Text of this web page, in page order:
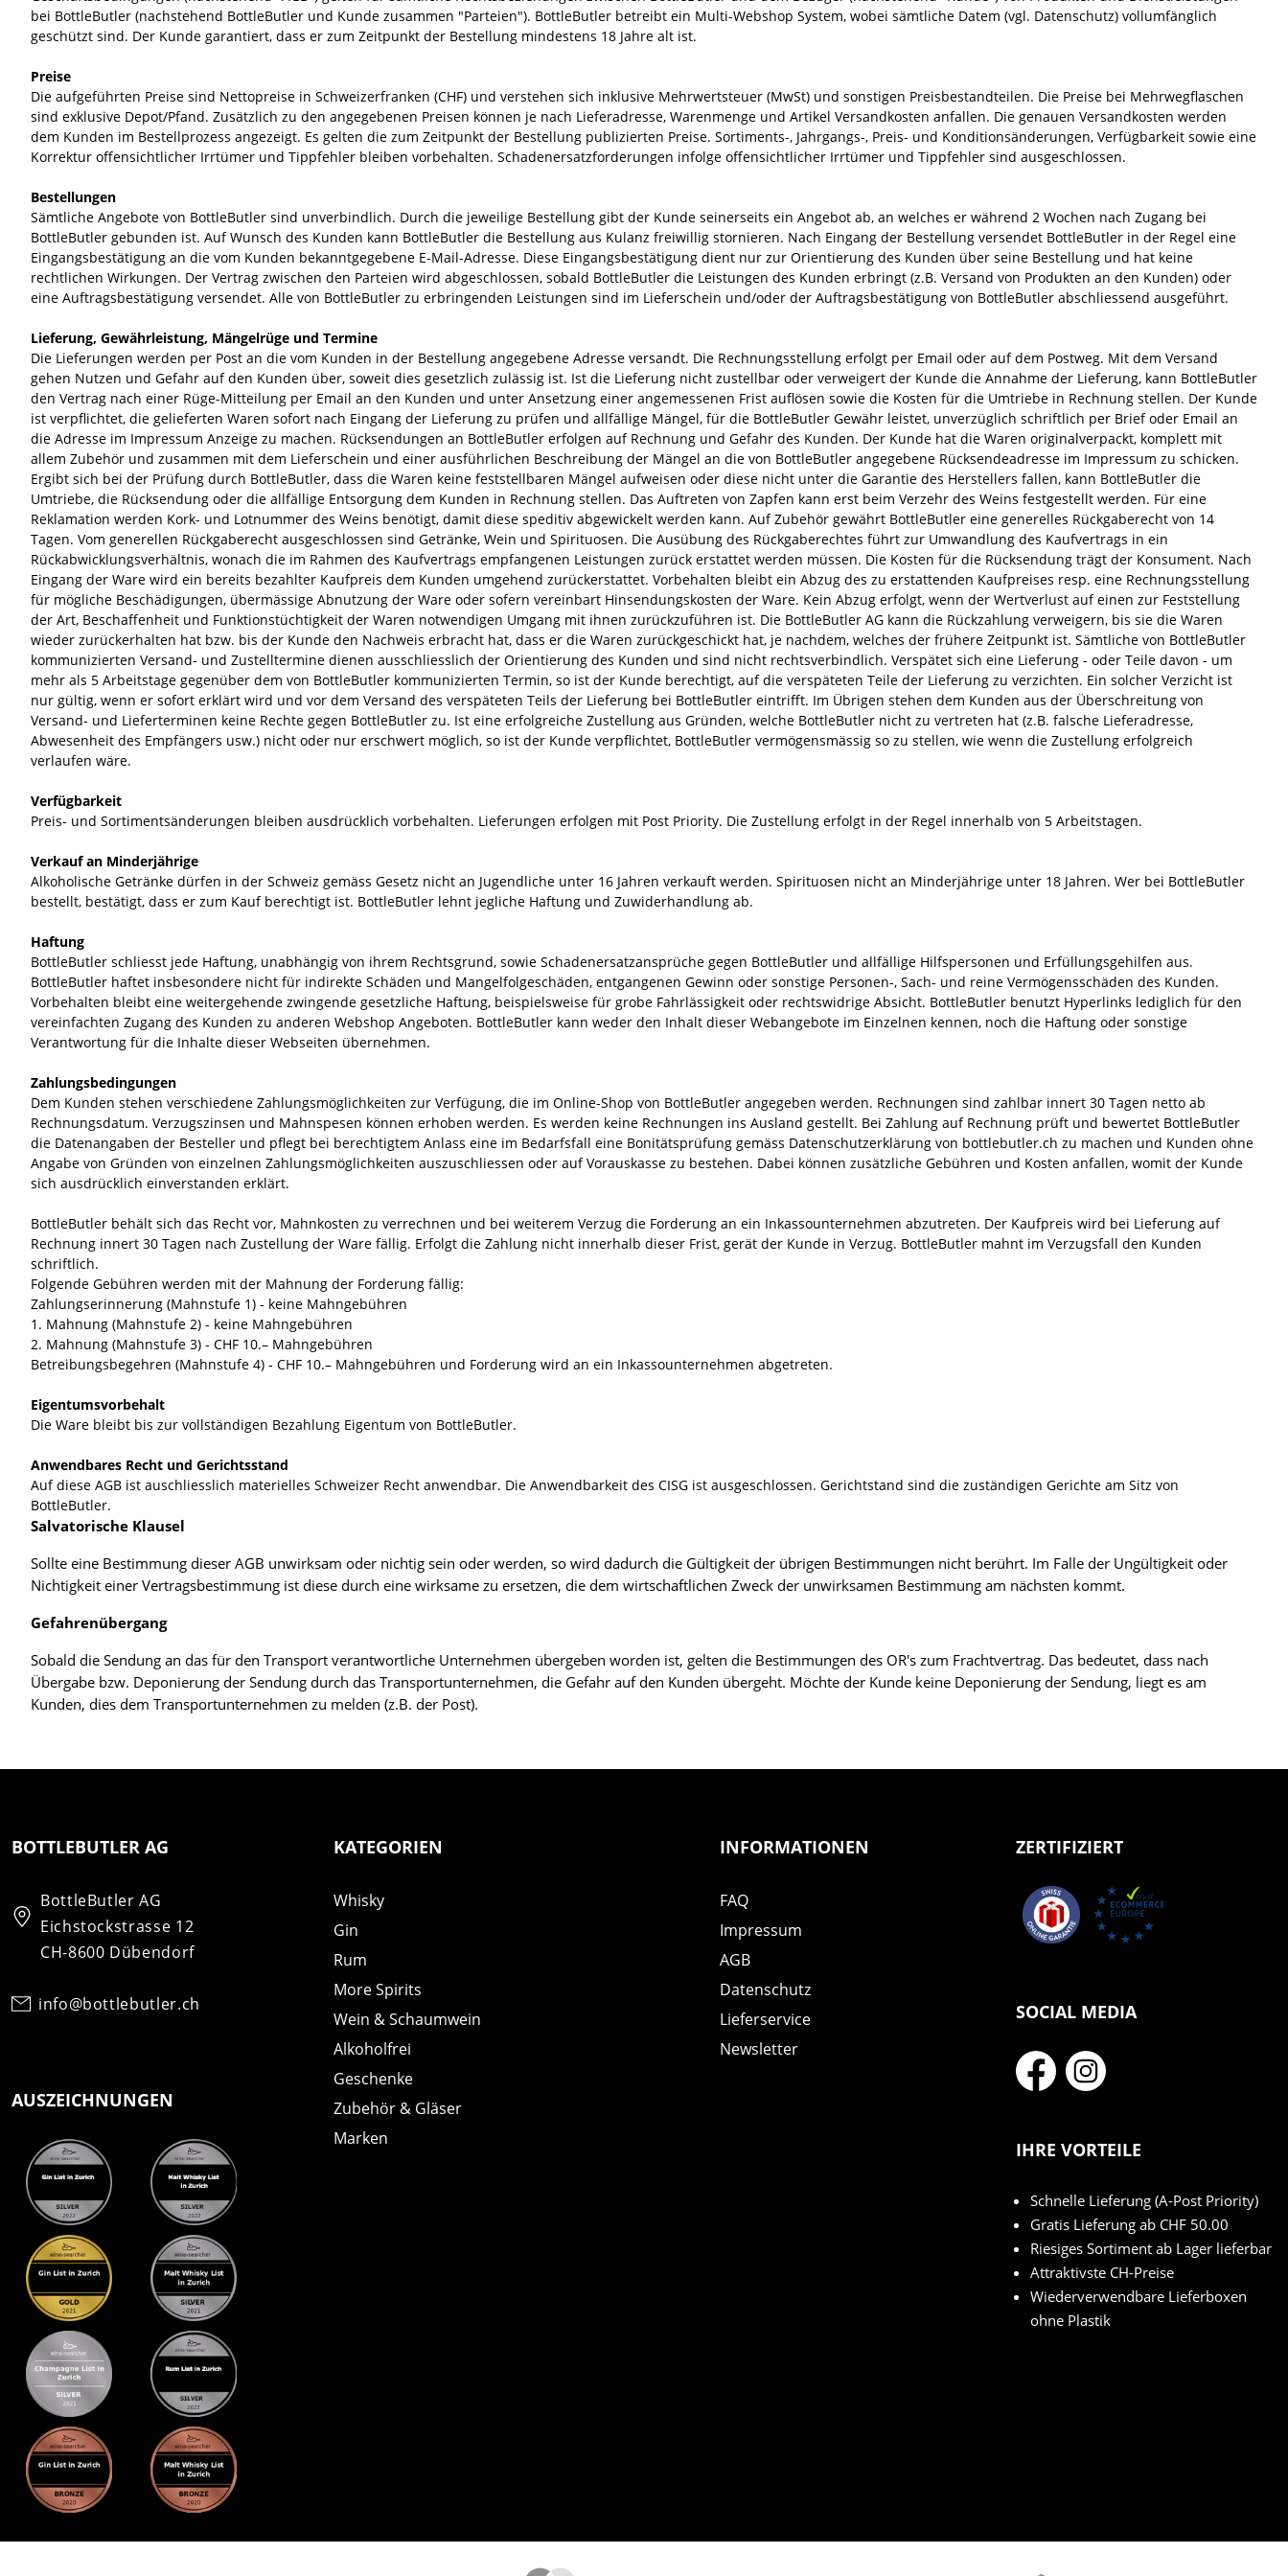
Rye
Bourbon
Irish
Moonshine
Canadian
Taiwan
USA
Caol Ila
Glenmorangie
Lagavulin
Johnnie Walker
Jack Daniel's
Navy Strength
Flavoured
Schweiz
Schottland
Japan
Portugal
Tanqueray
Aviation
Windspiel
Weiss
Barbados
Dom. Rep.
Guatemala
Havana Club
Kiss
Oliver & Oliver
Diplomático
Grappa | Marc
Sherry
Tequila
Brandy | Weinbrand
Mezcal
Vodka
Wermut
Ready-to-Drink | Cocktails
Aquavite | Akvavit
Destillate Andere
Pisco
Südweine
Süsswein
Champagner
Glühwein
Crémant
Prosecco
Spanien
USA
Portugal
Argentinien
K Vintners
Leo Alzinger
Ruggeri
Ziereisen
Veuve Cliquot
Ojo de Agua
Mate
Alkoholfreie Spirituose
bei BottleButler (nachstehend BottleButler und Kunde zusammen "Parteien"). BottleButler betreibt ein Multi-Webshop System, wobei sämtliche Datem (vgl. Datenschutz) vollumfänglich
geschützt sind. Der Kunde garantiert, dass er zum Zeitpunkt der Bestellung mindestens 18 Jahre alt ist.
Preise
Die aufgeführten Preise sind Nettopreise in Schweizerfranken (CHF) und verstehen sich inklusive Mehrwertsteuer (MwSt) und sonstigen Preisbestandteilen. Die Preise bei Mehrwegflaschen
sind exklusive Depot/Pfand. Zusätzlich zu den angegebenen Preisen können je nach Lieferadresse, Warenmenge und Artikel Versandkosten anfallen. Die genauen Versandkosten werden
dem Kunden im Bestellprozess angezeigt. Es gelten die zum Zeitpunkt der Bestellung publizierten Preise. Sortiments-, Jahrgangs-, Preis- und Konditionsänderungen, Verfügbarkeit sowie eine
Korrektur offensichtlicher Irrtümer und Tippfehler bleiben vorbehalten. Schadenersatzforderungen infolge offensichtlicher Irrtümer und Tippfehler sind ausgeschlossen.
Bestellungen
Sämtliche Angebote von BottleButler sind unverbindlich. Durch die jeweilige Bestellung gibt der Kunde seinerseits ein Angebot ab, an welches er während 2 Wochen nach Zugang bei
BottleButler gebunden ist. Auf Wunsch des Kunden kann BottleButler die Bestellung aus Kulanz freiwillig stornieren. Nach Eingang der Bestellung versendet BottleButler in der Regel eine
Eingangsbestätigung an die vom Kunden bekanntgegebene E-Mail-Adresse. Diese Eingangsbestätigung dient nur zur Orientierung des Kunden über seine Bestellung und hat keine
rechtlichen Wirkungen. Der Vertrag zwischen den Parteien wird abgeschlossen, sobald BottleButler die Leistungen des Kunden erbringt (z.B. Versand von Produkten an den Kunden) oder
eine Auftragsbestätigung versendet. Alle von BottleButler zu erbringenden Leistungen sind im Lieferschein und/oder der Auftragsbestätigung von BottleButler abschliessend ausgeführt.
Lieferung, Gewährleistung, Mängelrüge und Termine
Die Lieferungen werden per Post an die vom Kunden in der Bestellung angegebene Adresse versandt. Die Rechnungsstellung erfolgt per Email oder auf dem Postweg. Mit dem Versand
gehen Nutzen und Gefahr auf den Kunden über, soweit dies gesetzlich zulässig ist. Ist die Lieferung nicht zustellbar oder verweigert der Kunde die Annahme der Lieferung, kann BottleButler
den Vertrag nach einer Rüge-Mitteilung per Email an den Kunden und unter Ansetzung einer angemessenen Frist auflösen sowie die Kosten für die Umtriebe in Rechnung stellen. Der Kunde
ist verpflichtet, die gelieferten Waren sofort nach Eingang der Lieferung zu prüfen und allfällige Mängel, für die BottleButler Gewähr leistet, unverzüglich schriftlich per Brief oder Email an
die Adresse im Impressum Anzeige zu machen. Rücksendungen an BottleButler erfolgen auf Rechnung und Gefahr des Kunden. Der Kunde hat die Waren originalverpackt, komplett mit
allem Zubehör und zusammen mit dem Lieferschein und einer ausführlichen Beschreibung der Mängel an die von BottleButler angegebene Rücksendeadresse im Impressum zu schicken.
Ergibt sich bei der Prüfung durch BottleButler, dass die Waren keine feststellbaren Mängel aufweisen oder diese nicht unter die Garantie des Herstellers fallen, kann BottleButler die
Umtriebe, die Rücksendung oder die allfällige Entsorgung dem Kunden in Rechnung stellen. Das Auftreten von Zapfen kann erst beim Verzehr des Weins festgestellt werden. Für eine
Reklamation werden Kork- und Lotnummer des Weins benötigt, damit diese speditiv abgewickelt werden kann. Auf Zubehör gewährt BottleButler eine generelles Rückgaberecht von 14
Tagen. Vom generellen Rückgaberecht ausgeschlossen sind Getränke, Wein und Spirituosen. Die Ausübung des Rückgaberechtes führt zur Umwandlung des Kaufvertrags in ein
Rückabwicklungsverhältnis, wonach die im Rahmen des Kaufvertrags empfangenen Leistungen zurück erstattet werden müssen. Die Kosten für die Rücksendung trägt der Konsument. Nach
Eingang der Ware wird ein bereits bezahlter Kaufpreis dem Kunden umgehend zurückerstattet. Vorbehalten bleibt ein Abzug des zu erstattenden Kaufpreises resp. eine Rechnungsstellung
für mögliche Beschädigungen, übermässige Abnutzung der Ware oder sofern vereinbart Hinsendungskosten der Ware. Kein Abzug erfolgt, wenn der Wertverlust auf einen zur Feststellung
der Art, Beschaffenheit und Funktionstüchtigkeit der Waren notwendigen Umgang mit ihnen zurückzuführen ist. Die BottleButler AG kann die Rückzahlung verweigern, bis sie die Waren
wieder zurückerhalten hat bzw. bis der Kunde den Nachweis erbracht hat, dass er die Waren zurückgeschickt hat, je nachdem, welches der frühere Zeitpunkt ist. Sämtliche von BottleButler
kommunizierten Versand- und Zustelltermine dienen ausschliesslich der Orientierung des Kunden und sind nicht rechtsverbindlich. Verspätet sich eine Lieferung - oder Teile davon - um
mehr als 5 Arbeitstage gegenüber dem von BottleButler kommunizierten Termin, so ist der Kunde berechtigt, auf die verspäteten Teile der Lieferung zu verzichten. Ein solcher Verzicht ist
nur gültig, wenn er sofort erklärt wird und vor dem Versand des verspäteten Teils der Lieferung bei BottleButler eintrifft. Im Übrigen stehen dem Kunden aus der Überschreitung von
Versand- und Lieferterminen keine Rechte gegen BottleButler zu. Ist eine erfolgreiche Zustellung aus Gründen, welche BottleButler nicht zu vertreten hat (z.B. falsche Lieferadresse,
Abwesenheit des Empfängers usw.) nicht oder nur erschwert möglich, so ist der Kunde verpflichtet, BottleButler vermögensmässig so zu stellen, wie wenn die Zustellung erfolgreich
verlaufen wäre.
Verfügbarkeit
Preis- und Sortimentsänderungen bleiben ausdrücklich vorbehalten. Lieferungen erfolgen mit Post Priority. Die Zustellung erfolgt in der Regel innerhalb von 5 Arbeitstagen.
Verkauf an Minderjährige
Alkoholische Getränke dürfen in der Schweiz gemäss Gesetz nicht an Jugendliche unter 16 Jahren verkauft werden. Spirituosen nicht an Minderjährige unter 18 Jahren. Wer bei BottleButler
bestellt, bestätigt, dass er zum Kauf berechtigt ist. BottleButler lehnt jegliche Haftung und Zuwiderhandlung ab.
Haftung
BottleButler schliesst jede Haftung, unabhängig von ihrem Rechtsgrund, sowie Schadenersatzansprüche gegen BottleButler und allfällige Hilfspersonen und Erfüllungsgehilfen aus.
BottleButler haftet insbesondere nicht für indirekte Schäden und Mangelfolgeschäden, entgangenen Gewinn oder sonstige Personen-, Sach- und reine Vermögensschäden des Kunden.
Vorbehalten bleibt eine weitergehende zwingende gesetzliche Haftung, beispielsweise für grobe Fahrlässigkeit oder rechtswidrige Absicht. BottleButler benutzt Hyperlinks lediglich für den
vereinfachten Zugang des Kunden zu anderen Webshop Angeboten. BottleButler kann weder den Inhalt dieser Webangebote im Einzelnen kennen, noch die Haftung oder sonstige
Verantwortung für die Inhalte dieser Webseiten übernehmen.
Zahlungsbedingungen
Dem Kunden stehen verschiedene Zahlungsmöglichkeiten zur Verfügung, die im Online-Shop von BottleButler angegeben werden. Rechnungen sind zahlbar innert 30 Tagen netto ab
Rechnungsdatum. Verzugszinsen und Mahnspesen können erhoben werden. Es werden keine Rechnungen ins Ausland gestellt. Bei Zahlung auf Rechnung prüft und bewertet BottleButler
die Datenangaben der Besteller und pflegt bei berechtigtem Anlass eine im Bedarfsfall eine Bonitätsprüfung gemäss Datenschutzerklärung von bottlebutler.ch zu machen und Kunden ohne
Angabe von Gründen von einzelnen Zahlungsmöglichkeiten auszuschliessen oder auf Vorauskasse zu bestehen. Dabei können zusätzliche Gebühren und Kosten anfallen, womit der Kunde
sich ausdrücklich einverstanden erklärt.
BottleButler behält sich das Recht vor, Mahnkosten zu verrechnen und bei weiterem Verzug die Forderung an ein Inkassounternehmen abzutreten. Der Kaufpreis wird bei Lieferung auf
Rechnung innert 30 Tagen nach Zustellung der Ware fällig. Erfolgt die Zahlung nicht innerhalb dieser Frist, gerät der Kunde in Verzug. BottleButler mahnt im Verzugsfall den Kunden
schriftlich.
Folgende Gebühren werden mit der Mahnung der Forderung fällig:
Zahlungserinnerung (Mahnstufe 1) - keine Mahngebühren
1. Mahnung (Mahnstufe 2) - keine Mahngebühren
2. Mahnung (Mahnstufe 3) - CHF 10.– Mahngebühren
Betreibungsbegehren (Mahnstufe 4) - CHF 10.– Mahngebühren und Forderung wird an ein Inkassounternehmen abgetreten.
Eigentumsvorbehalt
Die Ware bleibt bis zur vollständigen Bezahlung Eigentum von BottleButler.
Anwendbares Recht und Gerichtsstand
Auf diese AGB ist auschliesslich materielles Schweizer Recht anwendbar. Die Anwendbarkeit des CISG ist ausgeschlossen. Gerichtstand sind die zuständigen Gerichte am Sitz von
BottleButler.
Salvatorische Klausel
Sollte eine Bestimmung dieser AGB unwirksam oder nichtig sein oder werden, so wird dadurch die Gültigkeit der übrigen Bestimmungen nicht berührt. Im Falle der Ungültigkeit oder
Nichtigkeit einer Vertragsbestimmung ist diese durch eine wirksame zu ersetzen, die dem wirtschaftlichen Zweck der unwirksamen Bestimmung am nächsten kommt.
Gefahrenübergang
Sobald die Sendung an das für den Transport verantwortliche Unternehmen übergeben worden ist, gelten die Bestimmungen des OR's zum Frachtvertrag. Das bedeutet, dass nach
Übergabe bzw. Deponierung der Sendung durch das Transportunternehmen, die Gefahr auf den Kunden übergeht. Möchte der Kunde keine Deponierung der Sendung, liegt es am
Kunden, dies dem Transportunternehmen zu melden (z.B. der Post).
BOTTLEBUTLER AG
BottleButler AG
Eichstockstrasse 12
CH-8600 Dübendorf
info@bottlebutler.ch
AUSZEICHNUNGEN
KATEGORIEN
Whisky
Gin
Rum
More Spirits
Wein & Schaumwein
Alkoholfrei
Geschenke
Zubehör & Gläser
Marken
INFORMATIONEN
FAQ
Impressum
AGB
Datenschutz
Lieferservice
Newsletter
ZERTIFIZIERT
SOCIAL MEDIA
IHRE VORTEILE
Schnelle Lieferung (A-Post Priority)
Gratis Lieferung ab CHF 50.00
Riesiges Sortiment ab Lager lieferbar
Attraktivste CH-Preise
Wiederverwendbare Lieferboxen
ohne Plastik